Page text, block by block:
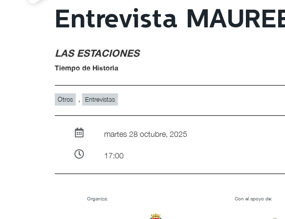
Entrevista
LAS ESTACIONES
Tiempo de Historia
Otros , Entrevistas
martes 28 octubre, 2025
17:00
Organiza: Con el apoyo de: